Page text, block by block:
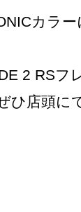
カラ
2 RSフ
ひ店頭に